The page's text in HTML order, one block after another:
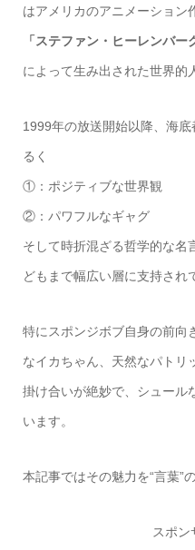
はアメリカのアニメーション
「ステファン・ヒーレンバー
によって生み出された世界的
1999年の放送開始以降、海
るく
①：ポジティブな世界観
②：パワフルなギャグ
そして時折混ざる哲学的な名
どもまで幅広い層に支持され
特にスポンジボブ自身の前向
なイカちゃん、天然なパトリ
掛け合いが絶妙で、シュール
います。
本記事ではその魅力を“言葉”
スポン